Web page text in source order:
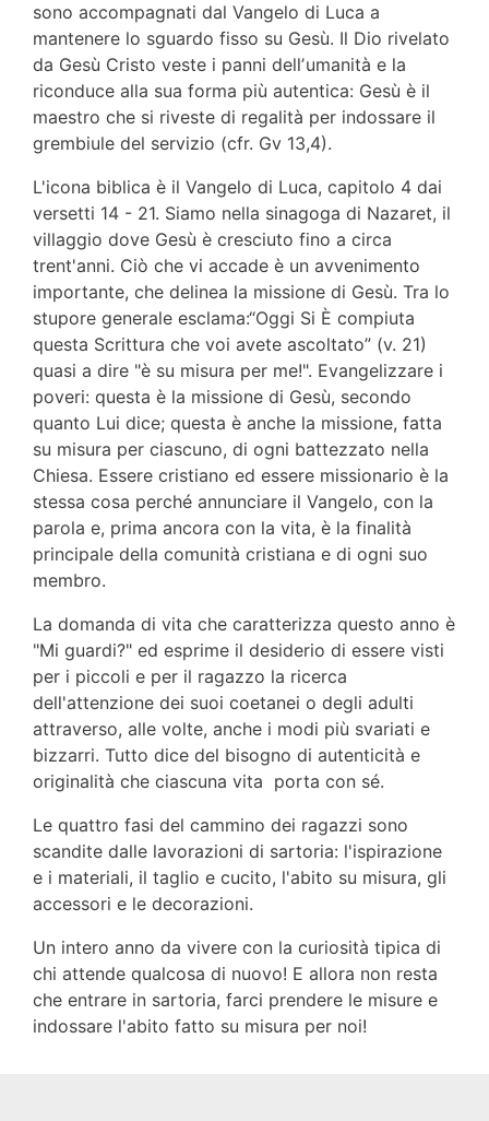
sono accompagnati dal Vangelo di Luca a
mantenere lo sguardo fisso su Gesù. Il Dio rivelato
da Gesù Cristo veste i panni dellʼumanità e la
riconduce alla sua forma più autentica: Gesù è il
maestro che si riveste di regalità per indossare il
grembiule del servizio (cfr. Gv 13,4).
L'icona biblica è il Vangelo di Luca, capitolo 4 dai
versetti 14 - 21. Siamo nella sinagoga di Nazaret, il
villaggio dove Gesù è cresciuto fino a circa
trent'anni. Ciò che vi accade è un avvenimento
importante, che delinea la missione di Gesù. Tra lo
stupore generale esclama:“Oggi Si È compiuta
questa Scrittura che voi avete ascoltato” (v. 21)
quasi a dire "è su misura per me!". Evangelizzare i
poveri: questa è la missione di Gesù, secondo
quanto Lui dice; questa è anche la missione, fatta
su misura per ciascuno, di ogni battezzato nella
Chiesa. Essere cristiano ed essere missionario è la
stessa cosa perché annunciare il Vangelo, con la
parola e, prima ancora con la vita, è la finalità
principale della comunità cristiana e di ogni suo
membro.
La domanda di vita che caratterizza questo anno è
"Mi guardi?" ed esprime il desiderio di essere visti
per i piccoli e per il ragazzo la ricerca
dell'attenzione dei suoi coetanei o degli adulti
attraverso, alle volte, anche i modi più svariati e
bizzarri. Tutto dice del bisogno di autenticità e
originalità che ciascuna vita porta con sé.
Le quattro fasi del cammino dei ragazzi sono
scandite dalle lavorazioni di sartoria: l'ispirazione
e i materiali, il taglio e cucito, l'abito su misura, gli
accessori e le decorazioni.
Un intero anno da vivere con la curiosità tipica di
chi attende qualcosa di nuovo! E allora non resta
che entrare in sartoria, farci prendere le misure e
indossare l'abito fatto su misura per noi!